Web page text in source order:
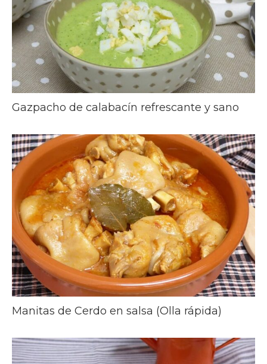
Gazpacho de calabacín refrescante y sano
Manitas de Cerdo en salsa (Olla rápida)